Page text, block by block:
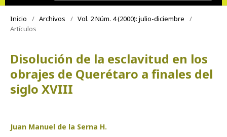
Inicio / Archivos / Vol. 2 Núm. 4 (2000): julio-diciembre
/
Artículos
Disolución de la esclavitud en los
obrajes de Querétaro a finales del
siglo XVIII
Juan Manuel de la Serna H.